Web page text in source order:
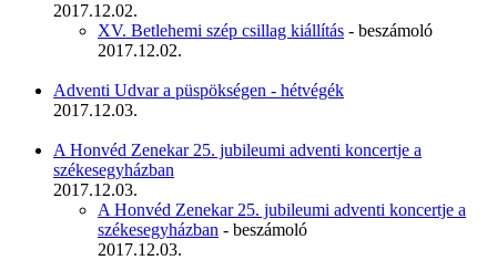
2017.12.02.
XV. Betlehemi szép csillag kiállítás - beszámoló
2017.12.02.
Adventi Udvar a püspökségen - hétvégék
2017.12.03.
A Honvéd Zenekar 25. jubileumi adventi koncertje a
székesegyházban
2017.12.03.
A Honvéd Zenekar 25. jubileumi adventi koncertje a
székesegyházban - beszámoló
2017.12.03.